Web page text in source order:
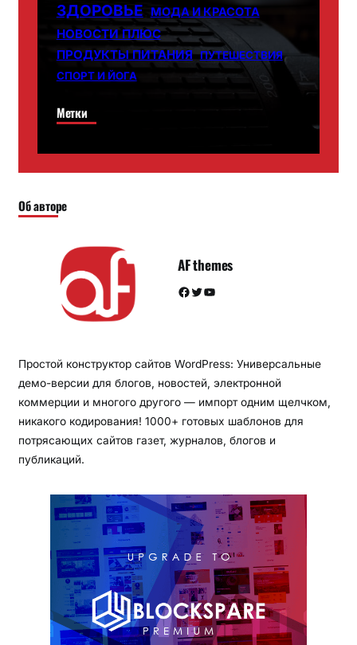
ЗДОРОВЬЕ МОДА И КРАСОТА
НОВОСТИ ПЛЮС
ПРОДУКТЫ ПИТАНИЯ ПУТЕШЕСТВИЯ
СПОРТ И ЙОГА
Метки
Об авторе
AF themes
Facebook Twitter YouTube
Простой конструктор сайтов WordPress: Универсальные
демо-версии для блогов, новостей, электронной
коммерции и многого другого — импорт одним щелчком,
никакого кодирования! 1000+ готовых шаблонов для
потрясающих сайтов газет, журналов, блогов и
публикаций.